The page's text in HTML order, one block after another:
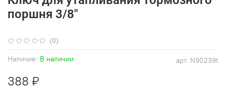
(0)
арт. N90239t
Наличие: В наличии
поршня 3/8"
388 ₽